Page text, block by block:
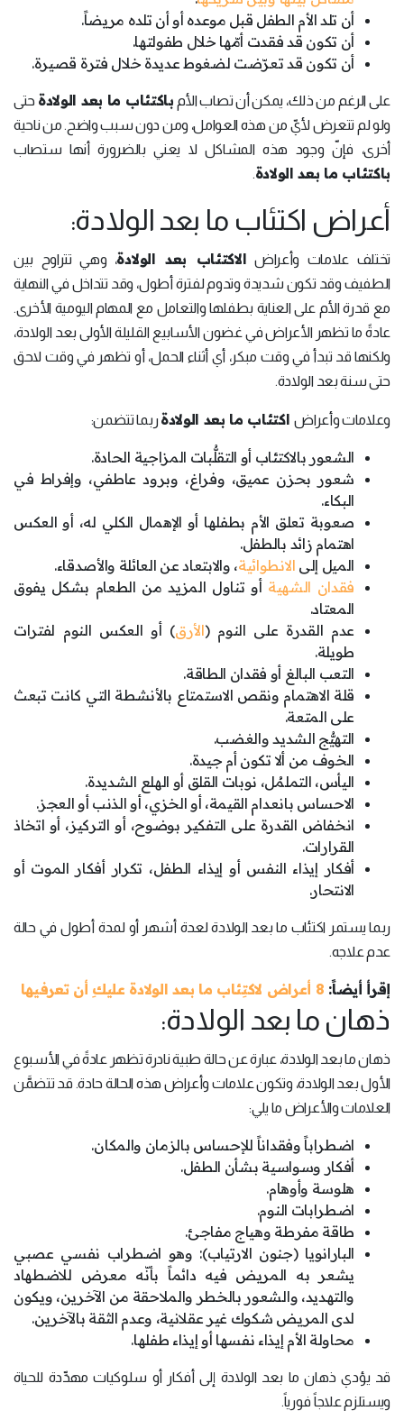
أن تلد الأم الطفل قبل موعده أو أن تلده مريضاً.
أن تكون قد فقدت أمّها خلال طفولتها.
أن تكون قد تعرّضت لضغوط عديدة خلال فترة قصيرة.
على الرغم من ذلك، يمكن أن تصاب الأم باكتئاب ما بعد الولادة حتى
ولو لم تتعرض لأيّ من هذه العوامل، ومن دون سبب واضح. من ناحية
أخرى، فإنّ وجود هذه المشاكل لا يعني بالضرورة أنها ستصاب
باكتئاب ما بعد الولادة.
أعراض اكتئاب ما بعد الولادة:
تختلف علامات وأعراض الاكتئاب بعد الولادة، وهي تتراوح بين
الطفيف وقد تكون شديدة وتدوم لفترة أطول، وقد تتداخل في النهاية
مع قدرة الأم على العناية بطفلها والتعامل مع المهام اليومية الأخرى.
عادةً ما تظهر الأعراض في غضون الأسابيع القليلة الأولى بعد الولادة،
ولكنها قد تبدأ في وقت مبكر، أي أثناء الحمل، أو تظهر في وقت لاحق
حتى سنة بعد الولادة.
وعلامات وأعراضاكتئاب ما بعد الولادة ربما تتضمن:
الشعور بالاكتئاب أو التقلُّبات المزاجية الحادة.
شعور بحزن عميق، وفراغ، وبرود عاطفي، وإفراط في
البكاء.
صعوبة تعلق الأم بطفلها أو الإهمال الكلي له، أو العكس
اهتمام زائد بالطفل.
الميل إلى الانطوائية، والابتعاد عن العائلة والأصدقاء.
فقدان الشهية أو تناول المزيد من الطعام بشكل يفوق
المعتاد.
عدم القدرة على النوم (الأرق) أو العكس النوم لفترات
طويلة.
التعب البالغ أو فقدان الطاقة.
قلة الاهتمام ونقص الاستمتاع بالأنشطة التي كانت تبعث
على المتعة.
التهيُّج الشديد والغضب.
الخوف من ألا تكون أم جيدة.
اليأس، التملمُل، نوبات القلق أو الهلع الشديدة.
الاحساس بانعدام القيمة، أو الخزي، أو الذنب أو العجز.
انخفاض القدرة على التفكير بوضوح، أو التركيز، أو اتخاذ
القرارات.
أفكار إيذاء النفس أو إيذاء الطفل، تكرار أفكار الموت أو
الانتحار.
ربما يستمر اكتئاب ما بعد الولادة لعدة أشهر أو لمدة أطول في حالة
عدم علاجه.
إقرأ أيضاً: 8 أعراض لاكتِئاب ما بعد الولادة عليكِ أن تعرفيها
ذهان ما بعد الولادة:
ذهان ما بعد الولادة، عبارة عن حالة طبية نادرة تظهر عادةً في الأسبوع
الأول بعد الولادة، وتكون علامات وأعراض هذه الحالة حادة. قد تتضمَّن
العلامات والأعراض ما يلي:
اضطراباً وفقداناً للإحساس بالزمان والمكان.
أفكار وسواسية بشأن الطفل.
هلوسة وأوهام.
اضطرابات النوم.
طاقة مفرطة وهياج مفاجئ.
البارانويا (جنون الارتياب): وهو اضطراب نفسي عصبي
يشعر به المريض فيه دائماً بأنّه معرض للاضطهاد
والتهديد، والشعور بالخطر والملاحقة من الآخرين، ويكون
لدى المريض شكوك غير عقلانية، وعدم الثقة بالآخرين.
محاولة الأم إيذاء نفسها أو إيذاء طفلها.
قد يؤدي ذهان ما بعد الولادة إلى أفكار أو سلوكيات مهدِّدة للحياة
ويستلزم علاجاً فورياً.